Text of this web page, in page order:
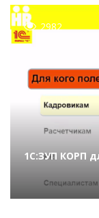
2982
1С:ЗУП КОРП